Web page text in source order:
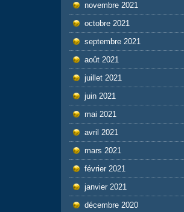
novembre 2021
octobre 2021
septembre 2021
août 2021
juillet 2021
juin 2021
mai 2021
avril 2021
mars 2021
février 2021
janvier 2021
décembre 2020